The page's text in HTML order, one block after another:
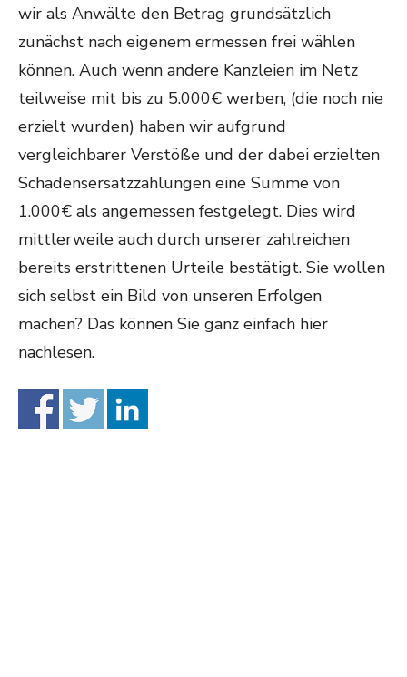
wir als Anwälte den Betrag grundsätzlich
zunächst nach eigenem ermessen frei wählen
können. Auch wenn andere Kanzleien im Netz
teilweise mit bis zu 5.000€ werben, (die noch nie
erzielt wurden) haben wir aufgrund
vergleichbarer Verstöße und der dabei erzielten
Schadensersatzzahlungen eine Summe von
1.000€ als angemessen festgelegt. Dies wird
mittlerweile auch durch unserer zahlreichen
bereits erstrittenen Urteile bestätigt. Sie wollen
sich selbst ein Bild von unseren Erfolgen
machen? Das können Sie ganz einfach hier
nachlesen.